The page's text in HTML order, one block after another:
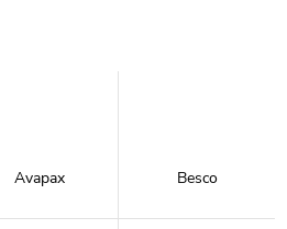
Avapax Besco